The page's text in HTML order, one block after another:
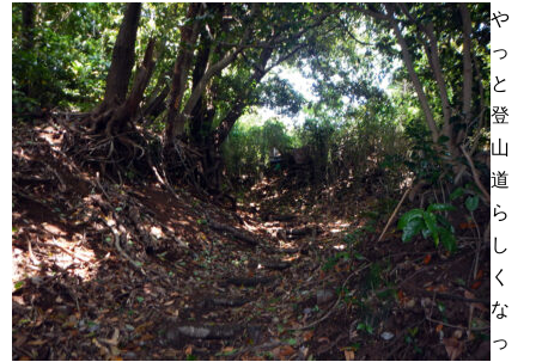
や
っ
と
登
山
道
ら
し
く
な
っ